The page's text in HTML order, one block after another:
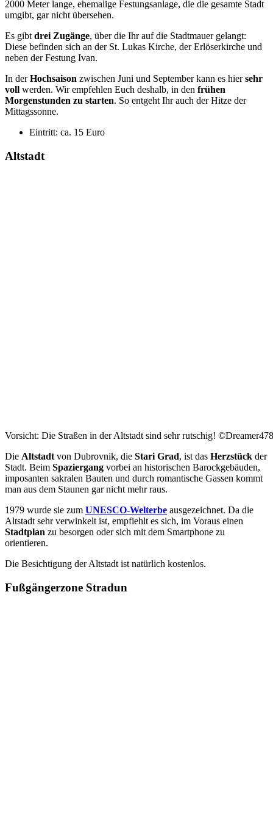
2000 Meter lange, ehemalige Festungsanlage, die die gesamte Stadt
umgibt, gar nicht übersehen.
Es gibt drei Zugänge, über die Ihr auf die Stadtmauer gelangt:
Diese befinden sich an der St. Lukas Kirche, der Erlöserkirche und
neben der Festung Ivan.
In derHochsaison zwischen Juni und September kann es hiersehr
voll werden. Wir empfehlen Euch deshalb, in den frühen
Morgenstunden zu starten. So entgeht Ihr auch der Hitze der
Mittagssonne.
Eintritt: ca. 15 Euro
Altstadt
Vorsicht: Die Straßen in der Altstadt sind sehr rutschig!
Die Altstadt von Dubrovnik, die Stari Grad, ist das Herzstück der
Stadt. Beim Spaziergang vorbei an historischen Barockgebäuden,
imposanten sakralen Bauten und durch romantische Gassen kommt
man aus dem Staunen gar nicht mehr raus.
1979 wurde sie zum UNESCO-Welterbe ausgezeichnet. Da die
Altstadt sehr verwinkelt ist, empfiehlt es sich, im Voraus einen
Stadtplan zu besorgen oder sich mit dem Smartphone zu
orientieren.
Die Besichtigung der Altstadt ist natürlich kostenlos.
Fußgängerzone Stradun